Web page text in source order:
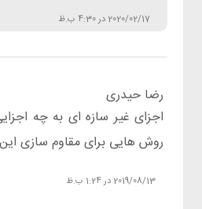
2020/02/17 در 4:30 ب.ظ
رضا حیدری
2019/08/13 در 1:24 ب.ظ
اجزای غیر سازه ای به چه
روش هایی برای مقاوم سازی